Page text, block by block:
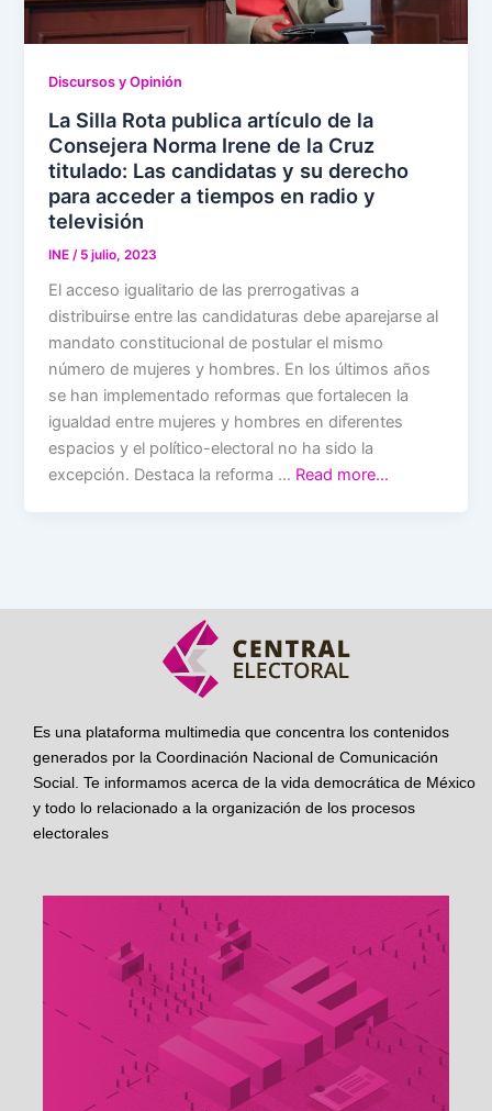
Discursos y Opinión
La Silla Rota publica artículo de la
Consejera Norma Irene de la Cruz
titulado: Las candidatas y su derecho
para acceder a tiempos en radio y
televisión
INE / 5 julio, 2023
El acceso igualitario de las prerrogativas a
distribuirse entre las candidaturas debe aparejarse al
mandato constitucional de postular el mismo
número de mujeres y hombres. En los últimos años
se han implementado reformas que fortalecen la
igualdad entre mujeres y hombres en diferentes
espacios y el político-electoral no ha sido la
excepción. Destaca la reforma … Read more…
Es una plataforma multimedia que concentra los contenidos
generados por la Coordinación Nacional de Comunicación
Social. Te informamos acerca de la vida democrática de México
y todo lo relacionado a la organización de los procesos
electorales